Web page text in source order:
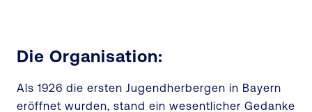
Die Organisation:
Als 1926 die ersten Jugendherbergen in Bayern
eröffnet wurden, stand ein wesentlicher Gedanke